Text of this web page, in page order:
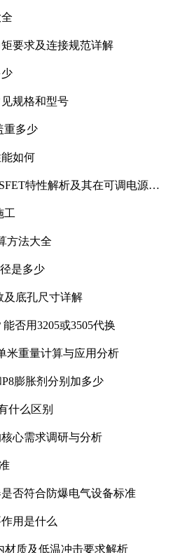
要求及连接规范详解
规格和型号
重多少
如何
特性解析及其在可调电源设
工
方法大全
是多少
及底孔尺寸详解
否用3205或3505代换
米重量计算与应用分析
膨胀剂分别加多少
什么区别
心需求调研与分析
否符合防爆电气设备标准
用是什么
材质及低温冲击要求解析